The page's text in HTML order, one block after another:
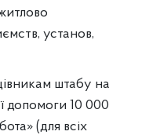
установ,
штабу на
допомоги 10 000
(для всіх